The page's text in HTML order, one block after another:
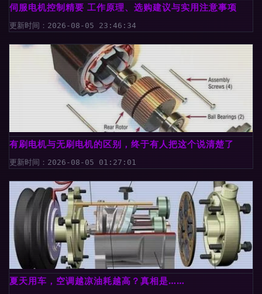
伺服电机控制精要 工作原理、选购建议与实用注意事项
更新时间：2026-08-05 23:46:34
有刷电机与无刷电机的区别，终于有人把这个说清楚了
更新时间：2026-08-05 01:27:01
夏天用车，空调越凉油耗越高？真相是……